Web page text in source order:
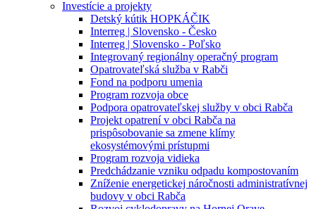
Investície a projekty
Detský kútik HOPKÁČIK
Interreg | Slovensko - Česko
Interreg | Slovensko - Poľsko
Integrovaný regionálny operačný program
Opatrovateľská služba v Rabči
Fond na podporu umenia
Program rozvoja obce
Podpora opatrovateľskej služby v obci Rabča
Projekt opatrení v obci Rabča na
prispôsobovanie sa zmene klímy
ekosystémovými prístupmi
Program rozvoja vidieka
Predchádzanie vzniku odpadu kompostovaním
Zníženie energetickej náročnosti administratívnej
budovy v obci Rabča